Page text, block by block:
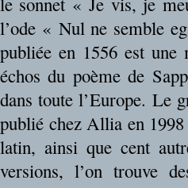
l’ode « Nul ne semble
publiée en 1556 est
échos du poème de
dans toute l’Europe. Le
publié chez Allia en
latin, ainsi que cent
versions, l’on trouve